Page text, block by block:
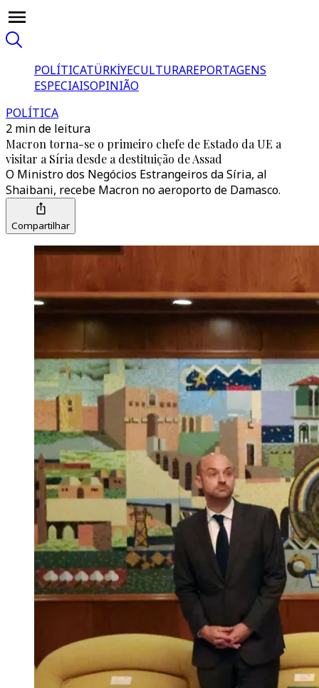
POLÍTICATÜRKİYECULTURAREPORTAGENS
ESPECIAISOPINIÃO
POLÍTICA
2 min de leitura
Macron torna-se o primeiro chefe de Estado da UE a
visitar a Síria desde a destituição de Assad
O Ministro dos Negócios Estrangeiros da Síria, al
Shaibani, recebe Macron no aeroporto de Damasco.
Compartilhar